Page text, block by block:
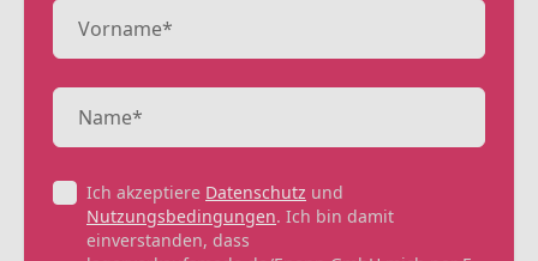
Ich akzeptiere Datenschutz und
Nutzungsbedingungen. Ich bin damit
einverstanden, dass